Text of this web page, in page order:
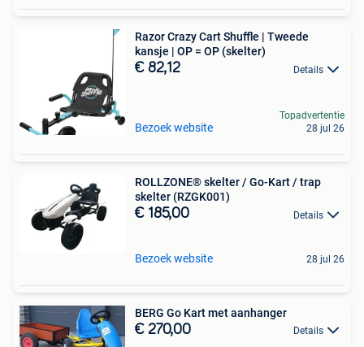
Razor Crazy Cart Shuffle | Tweede
kansje | OP = OP (skelter)
€ 82,12 Details
Bezoek website
Topadvertentie
28 jul 26
ROLLZONE® skelter / Go-Kart / trap
skelter (RZGK001)
€ 185,00 Details
Bezoek website 28 jul 26
BERG Go Kart met aanhanger
€ 270,00 Details